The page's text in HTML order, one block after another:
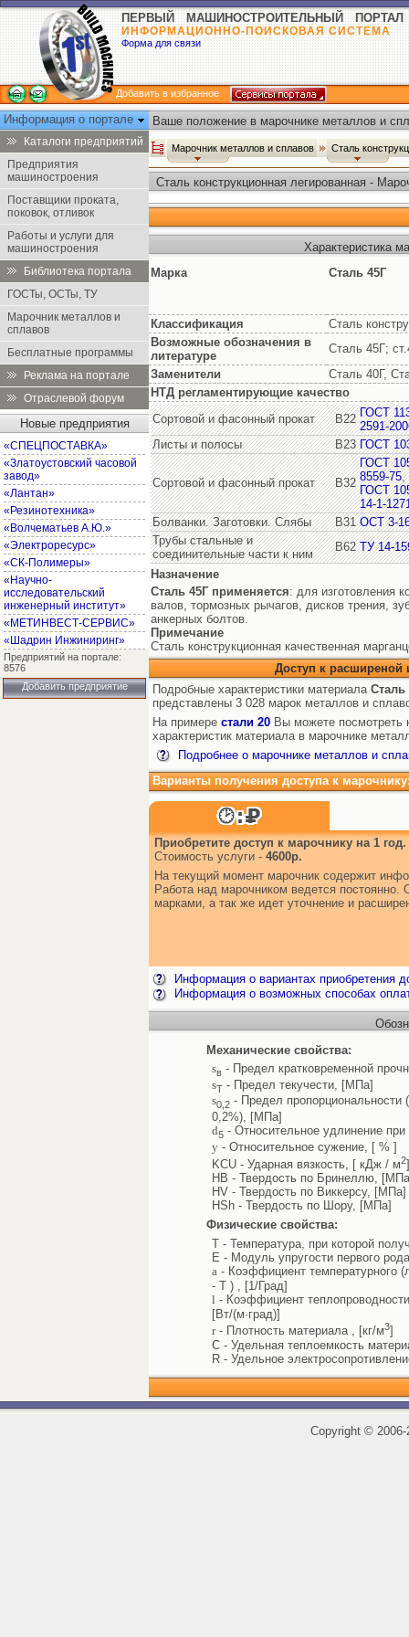
ПЕРВЫЙ МАШИНОСТРОИТЕЛЬНЫЙ ПОРТАЛ
ИНФОРМАЦИОННО-ПОИСКОВАЯ СИСТЕМА
Форма для связи
Добавить в избранное
Информация о портале
Каталоги предприятий
Предприятия
машиностроения
Поставщики проката,
поковок, отливок
Работы и услуги для
машиностроения
Библиотека портала
ГОСТы, ОСТы, ТУ
Марочник металлов и
сплавов
Бесплатные программы
Реклама на портале
Отраслевой форум
Новые предприятия
«СПЕЦПОСТАВКА»
«Златоустовский часовой
завод»
«Лантан»
«Резинотехника»
«Волчематьев А.Ю.»
«Электроресурс»
«СК-Полимеры»
«Научно-
исследовательский
инженерный институт»
«МЕТИНВЕСТ-СЕРВИС»
«Шадрин Инжиниринг»
Предприятий на портале:
8576
Добавить предприятие
Ваше положение в марочнике металлов и
Марочник металлов и сплавов Сталь
Сталь конструкционная легированная -
Характеристика
Марка
Сталь 45Г
Классификация
Сталь
Возможные обозначения в
литературе
Сталь 45Г;
Заменители
Сталь 40Г,
НТД регламентирующие качество
Сортовой и фасонный прокат
В22 ГОСТ
2591-
Листы и полосы
В23 ГОСТ
Сортовой и фасонный прокат В32
ГОСТ
8559-75,
ГОСТ
14-1-
Болванки. Заготовки. Слябы
В31 ОСТ 3-
Трубы стальные и
соединительные части к ним
В62 ТУ 14-
Назначение
Сталь 45Г применяется: для изготовления
валов, тормозных рычагов, дисков трения,
анкерных болтов.
Примечание
Сталь конструкционная качественная
Доступ к
Подробные характеристики материала Сталь
представлены 3 028 марок металлов и
На примере стали 20 Вы можете посмотреть
характеристик материала в марочнике
Подробнее о марочнике металлов и
Варианты получения доступа к
Приобретите доступ к марочнику на 1 год.
Стоимость услуги - 4600р.
На текущий момент марочник содержит
Работа над марочником ведется постоянно.
марками, а так же идет уточнение и
Информация о вариантах приобретения
Информация о возможных способах
Механические свойства:
sв - Предел кратковременной
sТ- Предел текучести, [МПа]
s0,2- Предел пропорциональности
0,2%), [МПа]
d5- Относительное удлинение
y- Относительное сужение, [ % ]
KCU - Ударная вязкость, [ кДж / м2]
HB - Твердость по Бринеллю,
HV - Твердость по Виккерсу, [МПа]
HSh - Твердость по Шору, [МПа]
Физические свойства:
T - Температура, при которой
E - Модуль упругости первого
a- Коэффициент температурного
- T ) , [1/Град]
l - Коэффициент
[Вт/(м·град)]
r- Плотность материала , [кг/м3]
C - Удельная теплоемкость
R - Удельное
Copyright ©